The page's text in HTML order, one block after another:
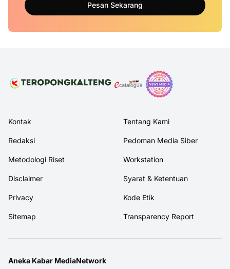
Pesan Sekarang
Kontak Tentang Kami
Redaksi Pedoman Media Siber
Metodologi Riset Workstation
Disclaimer Syarat & Ketentuan
Privacy Kode Etik
Sitemap Transparency Report
Aneka Kabar MediaNetwork